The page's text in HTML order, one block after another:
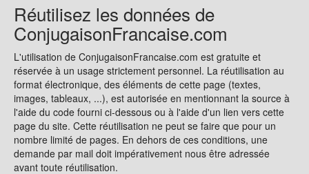
Réutilisez les données de
ConjugaisonFrancaise.com
L'utilisation de ConjugaisonFrancaise.com est gratuite et
réservée à un usage strictement personnel. La réutilisation au
format électronique, des éléments de cette page (textes,
images, tableaux, ...), est autorisée en mentionnant la source à
l'aide du code fourni ci-dessous ou à l'aide d'un lien vers cette
page du site. Cette réutilisation ne peut se faire que pour un
nombre limité de pages. En dehors de ces conditions, une
demande par mail doit impérativement nous être adressée
avant toute réutilisation.